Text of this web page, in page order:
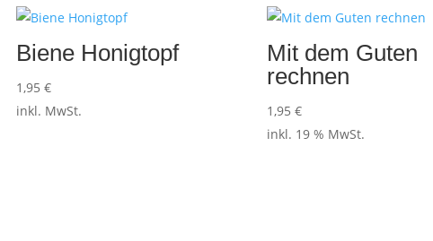
Biene Honigtopf
1,95€
inkl. MwSt.
Mit dem Guten
rechnen
1,95€
inkl. 19 % MwSt.